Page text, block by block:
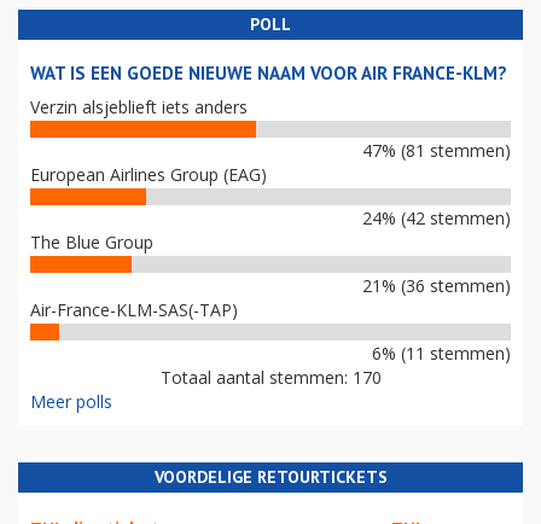
POLL
WAT IS EEN GOEDE NIEUWE NAAM VOOR AIR FRANCE-KLM?
Verzin alsjeblieft iets anders
47% (81 stemmen)
European Airlines Group (EAG)
24% (42 stemmen)
The Blue Group
21% (36 stemmen)
Air-France-KLM-SAS(-TAP)
6% (11 stemmen)
Totaal aantal stemmen: 170
Meer polls
VOORDELIGE RETOURTICKETS